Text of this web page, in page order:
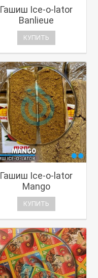
Гашиш Ice-o-lator
Banlieue
КУПИТЬ
Гашиш Ice-o-lator
Mango
КУПИТЬ